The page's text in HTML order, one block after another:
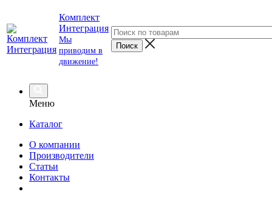
Комплект
Интеграция
Мы
приводим в
движение!
Меню
Каталог
О компании
Производители
Статьи
Контакты